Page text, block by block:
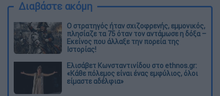
Διαβάστε ακόμη
O στρατηγός ήταν σχιζοφρενής, εμμονικός,
πλησίαζε τα 75 όταν τον αντάμωσε η δόξα –
Εκείνος που άλλαξε την πορεία της
Ιστορίας!
Ελισάβετ Κωνσταντινίδου στο ethnos.gr:
«Κάθε πόλεμος είναι ένας εμφύλιος, όλοι
είμαστε αδέλφια»